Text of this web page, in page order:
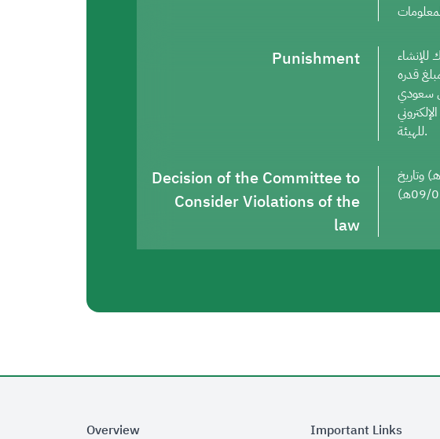
Punishment
قدره
للهيئة.
Decision of the Committee to
Consider Violations of the
law
رقم (46114530/ق/1446هـ) وتاريخ
Overview Important Links